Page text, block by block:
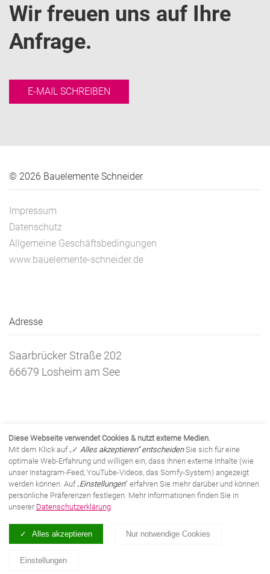
Wir freuen uns auf Ihre
Anfrage.
E-MAIL SCHREIBEN
© 2026 Bauelemente Schneider
Impressum
Datenschutz
Allgemeine Geschäftsbedingungen
www.bauelemente-schneider.de
Adresse
Saarbrücker Straße 202
66679 Losheim am See
Kontakt
(06872) 993 223
(06872) 993 224
info@bauelemente-schneider.de
Unser Instagram Feed
Zur Facebook-Seite
Diese Webseite verwendet Cookies & nutzt externe Medien.
Mit dem Klick auf „✓ Alles akzeptieren“ entscheidenSie sich für eine
optimale Web-Erfahrung und willigen ein, dass Ihnen externe Inhalte (wie
unser Instagram-Feed, YouTube-Videos, das Somfy-System) angezeigt
werden können. Auf „Einstellungen“ erfahren Sie mehr darüber und können
persönliche Präferenzen festlegen. Mehr Informationen finden Sie in
unserer Datenschutzerklärung.
Alles akzeptieren Nur notwendige Cookies
Einstellungen